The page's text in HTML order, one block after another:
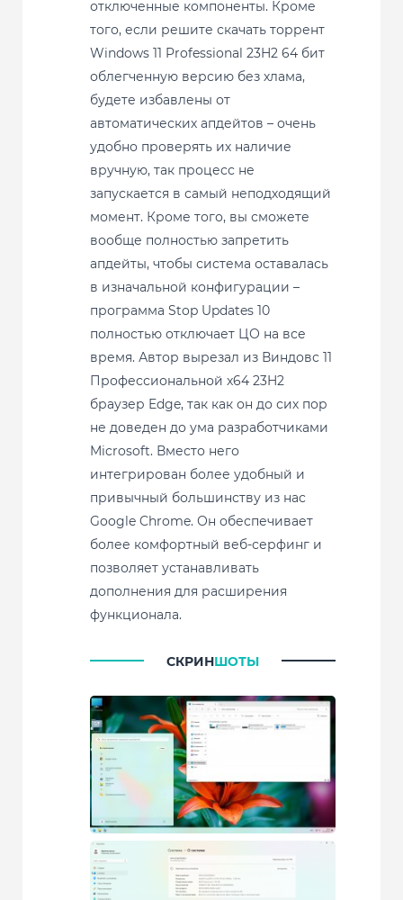
отключенные компоненты. Кроме
того, если решите скачать торрент
Windows 11 Professional 23H2 64 бит
облегченную версию без хлама,
будете избавлены от
автоматических апдейтов – очень
удобно проверять их наличие
вручную, так процесс не
запускается в самый неподходящий
момент. Кроме того, вы сможете
вообще полностью запретить
апдейты, чтобы система оставалась
в изначальной конфигурации –
программа Stop Updates 10
полностью отключает ЦО на все
время. Автор вырезал из Виндовс 11
Профессиональной x64 23H2
браузер Edge, так как он до сих пор
не доведен до ума разработчиками
Microsoft. Вместо него
интегрирован более удобный и
привычный большинству из нас
Google Chrome. Он обеспечивает
более комфортный веб-серфинг и
позволяет устанавливать
дополнения для расширения
функционала.
СКРИНШОТЫ